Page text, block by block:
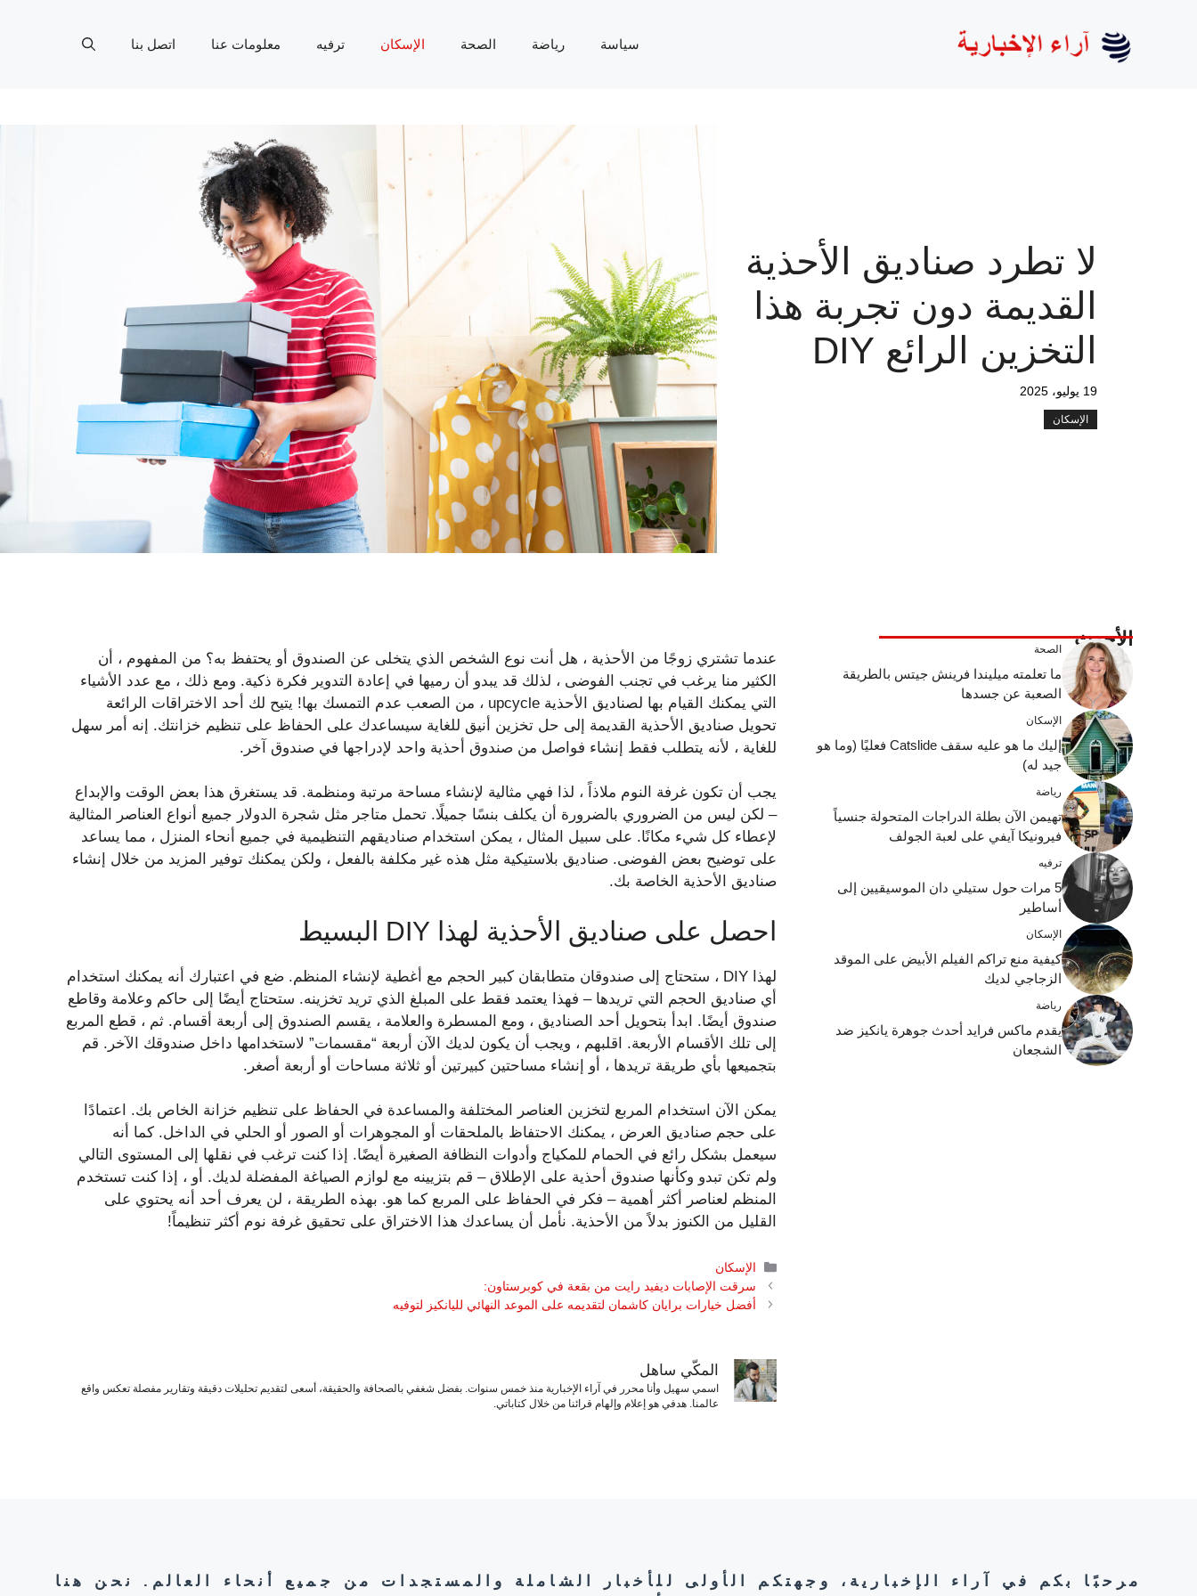
سياسة رياضة الصحة الإسكان ترفيه معلومات عنا اتصل بنا
لا تطرد صناديق الأحذية
القديمة دون تجربة هذا
التخزين الرائع DIY
19 يوليو، 2025
الإسكان
عندما تشتري زوجًا من الأحذية ، هل أنت نوع الشخص الذي يتخلى عن الصندوق أو يحتفظ به؟ من المفهوم ، أن
الكثير منا يرغب في تجنب الفوضى ، لذلك قد يبدو أن رميها في إعادة التدوير فكرة ذكية. ومع ذلك ، مع عدد الأشياء
التي يمكنك القيام بها لصناديق الأحذية upcycle ، من الصعب عدم التمسك بها! يتيح لك أحد الاختراقات الرائعة
تحويل صناديق الأحذية القديمة إلى حل تخزين أنيق للغاية سيساعدك على الحفاظ على تنظيم خزانتك. إنه أمر سهل
للغاية ، لأنه يتطلب فقط إنشاء فواصل من صندوق أحذية واحد لإدراجها في صندوق آخر.
يجب أن تكون غرفة النوم ملاذاً ، لذا فهي مثالية لإنشاء مساحة مرتبة ومنظمة. قد يستغرق هذا بعض الوقت والإبداع
– لكن ليس من الضروري بالضرورة أن يكلف بنسًا جميلًا. تحمل متاجر مثل شجرة الدولار جميع أنواع العناصر المثالية
لإعطاء كل شيء مكانًا. على سبيل المثال ، يمكن استخدام صناديقهم التنظيمية في جميع أنحاء المنزل ، مما يساعد
على توضيح بعض الفوضى. صناديق بلاستيكية مثل هذه غير مكلفة بالفعل ، ولكن يمكنك توفير المزيد من خلال إنشاء
صناديق الأحذية الخاصة بك.
احصل على صناديق الأحذية لهذا DIY البسيط
لهذا DIY ، ستحتاج إلى صندوقان متطابقان كبير الحجم مع أغطية لإنشاء المنظم. ضع في اعتبارك أنه يمكنك استخدام
أي صناديق الحجم التي تريدها – فهذا يعتمد فقط على المبلغ الذي تريد تخزينه. ستحتاج أيضًا إلى حاكم وعلامة وقاطع
صندوق أيضًا. ابدأ بتحويل أحد الصناديق ، ومع المسطرة والعلامة ، يقسم الصندوق إلى أربعة أقسام. ثم ، قطع المربع
إلى تلك الأقسام الأربعة. اقلبهم ، ويجب أن يكون لديك الآن أربعة “مقسمات” لاستخدامها داخل صندوقك الآخر. قم
بتجميعها بأي طريقة تريدها ، أو إنشاء مساحتين كبيرتين أو ثلاثة مساحات أو أربعة أصغر.
يمكن الآن استخدام المربع لتخزين العناصر المختلفة والمساعدة في الحفاظ على تنظيم خزانة الخاص بك. اعتمادًا
على حجم صناديق العرض ، يمكنك الاحتفاظ بالملحقات أو المجوهرات أو الصور أو الحلي في الداخل. كما أنه
سيعمل بشكل رائع في الحمام للمكياج وأدوات النظافة الصغيرة أيضًا. إذا كنت ترغب في نقلها إلى المستوى التالي
ولم تكن تبدو وكأنها صندوق أحذية على الإطلاق – قم بتزيينه مع لوازم الصياغة المفضلة لديك. أو ، إذا كنت تستخدم
المنظم لعناصر أكثر أهمية – فكر في الحفاظ على المربع كما هو. بهذه الطريقة ، لن يعرف أحد أنه يحتوي على
القليل من الكنوز بدلاً من الأحذية. نأمل أن يساعدك هذا الاختراق على تحقيق غرفة نوم أكثر تنظيماً!
التصنيفات
الإسكان
سرقت الإصابات ديفيد رايت من بقعة في كوبرستاون:
أفضل خيارات برايان كاشمان لتقديمه على الموعد النهائي لليانكيز لتوفيه
المكّي ساهل
اسمي سهيل وأنا محرر في آراء الإخبارية منذ خمس سنوات. بفضل شغفي بالصحافة والحقيقة، أسعى لتقديم تحليلات دقيقة وتقارير مفصلة تعكس واقع
عالمنا. هدفي هو إعلام وإلهام قرائنا من خلال كتاباتي.
الأحدث الصحة
ما تعلمته ميليندا فرينش جيتس بالطريقة
الصعبة عن جسدها
الإسكان
إليك ما هو عليه سقف Catslide فعليًا (وما هو
جيد له)
رياضة
تهيمن الآن بطلة الدراجات المتحولة جنسياً
فيرونيكا آيفي على لعبة الجولف
ترفيه
5 مرات حول ستيلي دان الموسيقيين إلى
أساطير
الإسكان
كيفية منع تراكم الفيلم الأبيض على الموقد
الزجاجي لديك
رياضة
يقدم ماكس فرايد أحدث جوهرة يانكيز ضد
الشجعان
مرحبًا بكم في آراء الإخبارية، وجهتكم الأولى للأخبار الشاملة والمستجدات من جميع أنحاء العالم. نحن هنا